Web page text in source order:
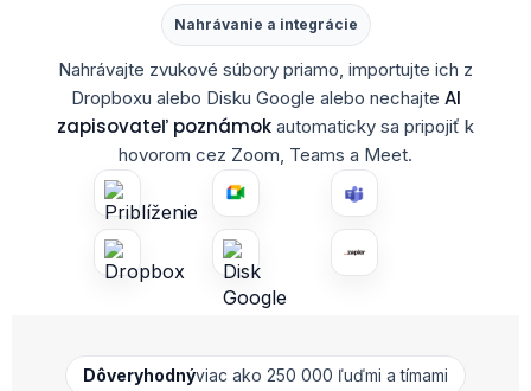
Nahrávanie a integrácie
Nahrávajte zvukové súbory priamo, importujte ich z
Dropboxu alebo Disku Google alebo nechajte AI
zapisovateľ poznámok automaticky sa pripojiť k
hovorom cez Zoom, Teams a Meet.
Dôveryhodnýviac ako 250 000 ľuďmi a tímami